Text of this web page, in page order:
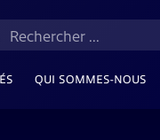
QUI SOMMES-NOUS